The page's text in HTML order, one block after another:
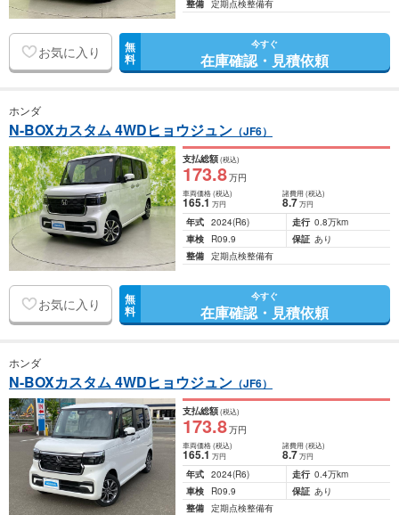
整備 定期点検整備有
お気に入り 無
料
今すぐ
在庫確認・見積依頼
ホンダ
N-BOXカスタム 4WDヒョウジュン （JF6）
支払総額(税込)
173.8万円
車両価格(税込)
165.1万円
諸費用 (税込)
8.7 万円
年式 2024(R6) 走行 0.8万km
車検
R09.9 保証 あり
整備 定期点検整備有
お気に入り 無
料
今すぐ
在庫確認・見積依頼
ホンダ
N-BOXカスタム 4WDヒョウジュン （JF6）
支払総額(税込)
173.8万円
車両価格(税込)
165.1万円
諸費用 (税込)
8.7 万円
年式 2024(R6) 走行 0.4万km
車検
R09.9 保証 あり
整備 定期点検整備有